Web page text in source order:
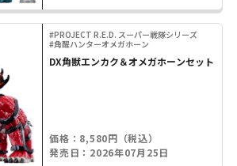
#PROJECT R.E.D. スーパー戦隊シリーズ
#角醒ハンターオメガホーン
DX角獣エンカク＆オメガホーンセット
価格：8,580円（税込）
発売日：2026年07月25日